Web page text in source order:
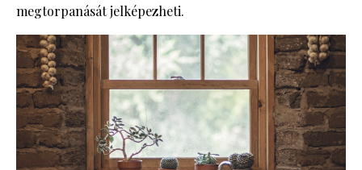
megtorpanását jelképezheti.